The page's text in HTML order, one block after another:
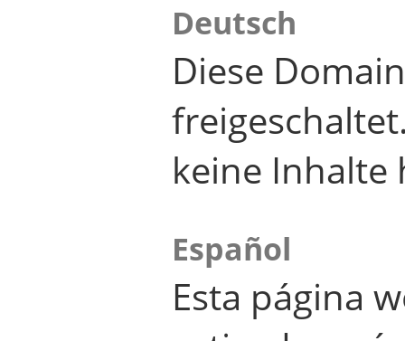
Deutsch
Diese
keine Inhalte
Español
Esta página